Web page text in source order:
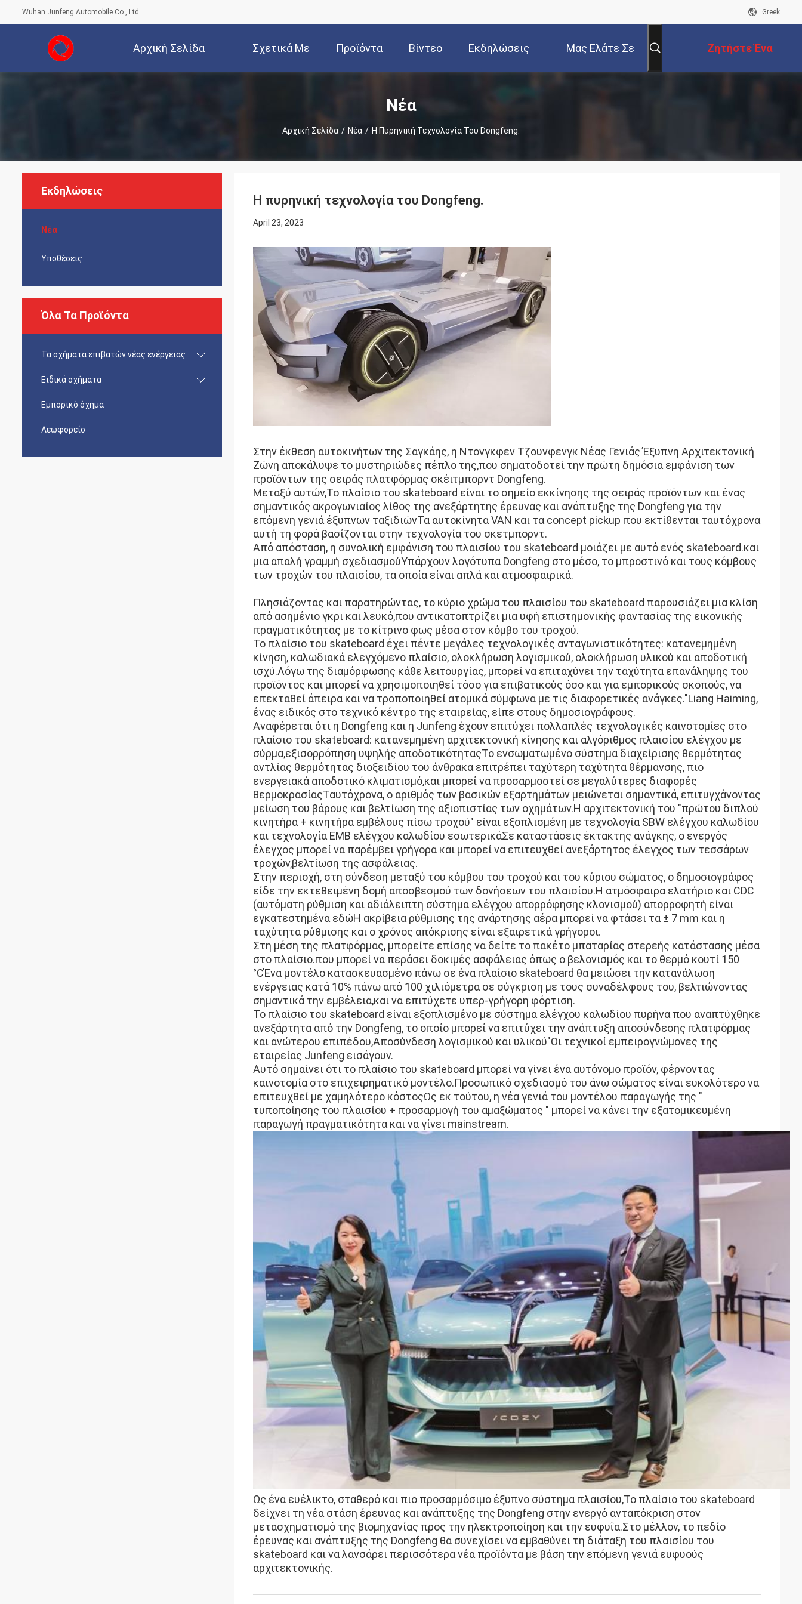
Wuhan Junfeng Automobile Co., Ltd. Greek
Αρχική Σελίδα Σχετικά Με Προϊόντα Βίντεο Εκδηλώσεις Μας Ελάτε Σε Ζητήστε Ένα
Απόσπασμα
Νέα
Αρχική Σελίδα / Νέα / Η Πυρηνική Τεχνολογία Του Dongfeng.
Εκδηλώσεις
Νέα
Υποθέσεις
Όλα Τα Προϊόντα
Τα οχήματα επιβατών νέας ενέργειας
Ειδικά οχήματα
Εμπορικό όχημα
Λεωφορείο
Η πυρηνική τεχνολογία του Dongfeng.
April 23, 2023
Στην έκθεση αυτοκινήτων της Σαγκάης, η Ντονγκφεν Τζουνφενγκ Νέας Γενιάς Έξυπνη Αρχιτεκτονική
Ζώνη αποκάλυψε το μυστηριώδες πέπλο της,που σηματοδοτεί την πρώτη δημόσια εμφάνιση των
προϊόντων της σειράς πλατφόρμας σκέιτμπορντ Dongfeng.
Μεταξύ αυτών,Το πλαίσιο του skateboard είναι το σημείο εκκίνησης της σειράς προϊόντων και ένας
σημαντικός ακρογωνιαίος λίθος της ανεξάρτητης έρευνας και ανάπτυξης της Dongfeng για την
επόμενη γενιά έξυπνων ταξιδιώνΤα αυτοκίνητα VAN και τα concept pickup που εκτίθενται ταυτόχρονα
αυτή τη φορά βασίζονται στην τεχνολογία του σκετμπορντ.
Από απόσταση, η συνολική εμφάνιση του πλαισίου του skateboard μοιάζει με αυτό ενός skateboard.και
μια απαλή γραμμή σχεδιασμούΥπάρχουν λογότυπα Dongfeng στο μέσο, το μπροστινό και τους κόμβους
των τροχών του πλαισίου, τα οποία είναι απλά και ατμοσφαιρικά.
Πλησιάζοντας και παρατηρώντας, το κύριο χρώμα του πλαισίου του skateboard παρουσιάζει μια κλίση
από ασημένιο γκρι και λευκό,που αντικατοπτρίζει μια υφή επιστημονικής φαντασίας της εικονικής
πραγματικότητας με το κίτρινο φως μέσα στον κόμβο του τροχού.
Το πλαίσιο του skateboard έχει πέντε μεγάλες τεχνολογικές ανταγωνιστικότητες: κατανεμημένη
κίνηση, καλωδιακά ελεγχόμενο πλαίσιο, ολοκλήρωση λογισμικού, ολοκλήρωση υλικού και αποδοτική
ισχύ.Λόγω της διαμόρφωσης κάθε λειτουργίας, μπορεί να επιταχύνει την ταχύτητα επανάληψης του
προϊόντος και μπορεί να χρησιμοποιηθεί τόσο για επιβατικούς όσο και για εμπορικούς σκοπούς, να
επεκταθεί άπειρα και να τροποποιηθεί ατομικά σύμφωνα με τις διαφορετικές ανάγκες."Liang Haiming,
ένας ειδικός στο τεχνικό κέντρο της εταιρείας, είπε στους δημοσιογράφους.
Αναφέρεται ότι η Dongfeng και η Junfeng έχουν επιτύχει πολλαπλές τεχνολογικές καινοτομίες στο
πλαίσιο του skateboard: κατανεμημένη αρχιτεκτονική κίνησης και αλγόριθμος πλαισίου ελέγχου με
σύρμα,εξισορρόπηση υψηλής αποδοτικότηταςΤο ενσωματωμένο σύστημα διαχείρισης θερμότητας
αντλίας θερμότητας διοξειδίου του άνθρακα επιτρέπει ταχύτερη ταχύτητα θέρμανσης, πιο
ενεργειακά αποδοτικό κλιματισμό,και μπορεί να προσαρμοστεί σε μεγαλύτερες διαφορές
θερμοκρασίαςΤαυτόχρονα, ο αριθμός των βασικών εξαρτημάτων μειώνεται σημαντικά, επιτυγχάνοντας
μείωση του βάρους και βελτίωση της αξιοπιστίας των οχημάτων.Η αρχιτεκτονική του "πρώτου διπλού
κινητήρα + κινητήρα εμβέλους πίσω τροχού" είναι εξοπλισμένη με τεχνολογία SBW ελέγχου καλωδίου
και τεχνολογία EMB ελέγχου καλωδίου εσωτερικάΣε καταστάσεις έκτακτης ανάγκης, ο ενεργός
έλεγχος μπορεί να παρέμβει γρήγορα και μπορεί να επιτευχθεί ανεξάρτητος έλεγχος των τεσσάρων
τροχών,βελτίωση της ασφάλειας.
Στην περιοχή, στη σύνδεση μεταξύ του κόμβου του τροχού και του κύριου σώματος, ο δημοσιογράφος
είδε την εκτεθειμένη δομή αποσβεσμού των δονήσεων του πλαισίου.Η ατμόσφαιρα ελατήριο και CDC
(αυτόματη ρύθμιση και αδιάλειπτη σύστημα ελέγχου απορρόφησης κλονισμού) απορροφητή είναι
εγκατεστημένα εδώΗ ακρίβεια ρύθμισης της ανάρτησης αέρα μπορεί να φτάσει τα ± 7 mm και η
ταχύτητα ρύθμισης και ο χρόνος απόκρισης είναι εξαιρετικά γρήγοροι.
Στη μέση της πλατφόρμας, μπορείτε επίσης να δείτε το πακέτο μπαταρίας στερεής κατάστασης μέσα
στο πλαίσιο.που μπορεί να περάσει δοκιμές ασφάλειας όπως ο βελονισμός και το θερμό κουτί 150
°CΈνα μοντέλο κατασκευασμένο πάνω σε ένα πλαίσιο skateboard θα μειώσει την κατανάλωση
ενέργειας κατά 10% πάνω από 100 χιλιόμετρα σε σύγκριση με τους συναδέλφους του, βελτιώνοντας
σημαντικά την εμβέλεια,και να επιτύχετε υπερ-γρήγορη φόρτιση.
Το πλαίσιο του skateboard είναι εξοπλισμένο με σύστημα ελέγχου καλωδίου πυρήνα που αναπτύχθηκε
ανεξάρτητα από την Dongfeng, το οποίο μπορεί να επιτύχει την ανάπτυξη αποσύνδεσης πλατφόρμας
και ανώτερου επιπέδου,Αποσύνδεση λογισμικού και υλικού"Οι τεχνικοί εμπειρογνώμονες της
εταιρείας Junfeng εισάγουν.
Αυτό σημαίνει ότι το πλαίσιο του skateboard μπορεί να γίνει ένα αυτόνομο προϊόν, φέρνοντας
καινοτομία στο επιχειρηματικό μοντέλο.Προσωπικό σχεδιασμό του άνω σώματος είναι ευκολότερο να
επιτευχθεί με χαμηλότερο κόστοςΩς εκ τούτου, η νέα γενιά του μοντέλου παραγωγής της "
τυποποίησης του πλαισίου + προσαρμογή του αμαξώματος " μπορεί να κάνει την εξατομικευμένη
παραγωγή πραγματικότητα και να γίνει mainstream.
Ως ένα ευέλικτο, σταθερό και πιο προσαρμόσιμο έξυπνο σύστημα πλαισίου,Το πλαίσιο του skateboard
δείχνει τη νέα στάση έρευνας και ανάπτυξης της Dongfeng στην ενεργό ανταπόκριση στον
μετασχηματισμό της βιομηχανίας προς την ηλεκτροποίηση και την ευφυΐα.Στο μέλλον, το πεδίο
έρευνας και ανάπτυξης της Dongfeng θα συνεχίσει να εμβαθύνει τη διάταξη του πλαισίου του
skateboard και να λανσάρει περισσότερα νέα προϊόντα με βάση την επόμενη γενιά ευφυούς
αρχιτεκτονικής.